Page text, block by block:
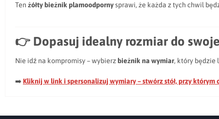
Ten żółty bieżnik plamoodpornysprawi, że każda z tych chwil
👉 Dopasuj idealny rozmiar do
Nie idź na kompromisy – wybierzbieżnik na wymiar, który będzie
➡️ Kliknij w link i spersonalizuj wymiary – stwórz stół, przy którym